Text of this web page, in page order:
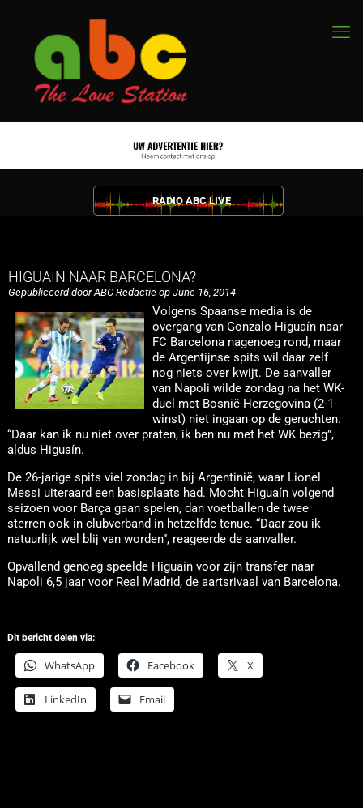
RADIO ABC LIVE
HIGUAIN NAAR BARCELONA?
Gepubliceerd door ABC Redactie op June 16, 2014
Volgens Spaanse media is de
overgang van Gonzalo Higuaín naar
FC Barcelona nagenoeg rond, maar
de Argentijnse spits wil daar zelf
nog niets over kwijt. De aanvaller
van Napoli wilde zondag na het WK-
duel met Bosnië-Herzegovina (2-1-
winst) niet ingaan op de geruchten.
“Daar kan ik nu niet over praten, ik ben nu met het WK bezig”,
aldus Higuaín.
De 26-jarige spits viel zondag in bij Argentinië, waar Lionel
Messi uiteraard een basisplaats had. Mocht Higuaín volgend
seizoen voor Barça gaan spelen, dan voetballen de twee
sterren ook in clubverband in hetzelfde tenue. “Daar zou ik
natuurlijk wel blij van worden”, reageerde de aanvaller.
Opvallend genoeg speelde Higuaín voor zijn transfer naar
Napoli 6,5 jaar voor Real Madrid, de aartsrivaal van Barcelona.
Dit bericht delen via:
WhatsApp Facebook X
LinkedIn Email